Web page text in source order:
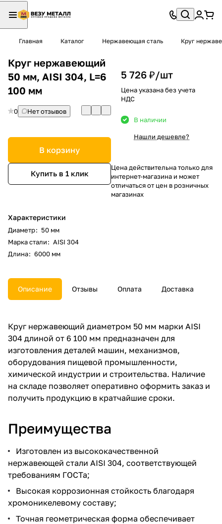
Главная Каталог Нержавеющая сталь Круг
Круг нержавеющий
50 мм, AISI 304, L=6
100 мм
0 Нет отзывов
В корзину
Купить в 1 клик
Характеристики
Диаметр: 50 мм
Марка стали: AISI 304
Длина: 6000 мм
5 726 ₽/шт
Цена указана без учета
НДС
В наличии
Нашли дешевле?
Цена действительна только для
интернет-магазина и может
отличаться от цен в розничных
магазинах
Описание Отзывы Оплата Доставка
Круг нержавеющий диаметром 50 мм марки AISI
304 длиной от 6 100 мм предназначен для
изготовления деталей машин, механизмов,
оборудования пищевой промышленности,
химической индустрии и строительства. Наличие
на складе позволяет оперативно оформить заказ и
получить продукцию в кратчайшие сроки.
Преимущества
Изготовлен из высококачественной
нержавеющей стали AISI 304, соответствующей
требованиям ГОСТа;
Высокая коррозионная стойкость благодаря
хромоникелевому составу;
Точная геометрическая форма обеспечивает